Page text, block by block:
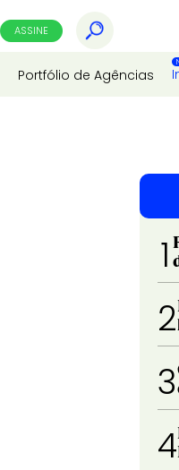
ASSINE
Portfólio de Agências
1
2
3
4